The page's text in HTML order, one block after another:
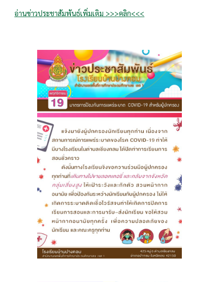
อ่านข่าวประชาสัมพันธ์เพิ่มเติม >>>คลิก<<<